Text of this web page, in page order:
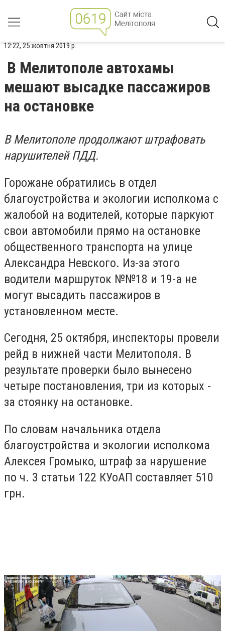
12:22, 25 жовтня 2019 р.
В Мелитополе автохамы
мешают высадке пассажиров
на остановке
В Мелитополе продолжают штрафовать
нарушителей ПДД.
Горожане обратились в отдел
благоустройства и экологии исполкома с
жалобой на водителей, которые паркуют
свои автомобили прямо на остановке
общественного транспорта на улице
Александра Невского. Из-за этого
водители маршруток №№18 и 19-а не
могут высадить пассажиров в
установленном месте.
Сегодня, 25 октября, инспекторы провели
рейд в нижней части Мелитополя. В
результате проверки было вынесено
четыре постановления, три из которых -
за стоянку на остановке.
По словам начальника отдела
благоустройства и экологии исполкома
Алексея Громыко, штраф за нарушение
по ч. 3 статьи 122 КУоАП составляет 510
грн.